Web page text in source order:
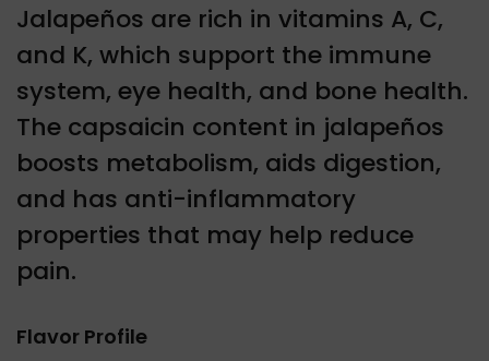
Jalapeños are rich in vitamins A, C,
and K, which support the immune
system, eye health, and bone health.
The capsaicin content in jalapeños
boosts metabolism, aids digestion,
and has anti-inflammatory
properties that may help reduce
pain.
Flavor Profile